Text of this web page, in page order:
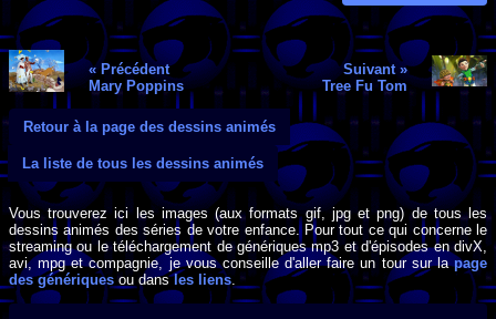
« Précédent
Mary Poppins
Suivant »
Tree Fu Tom
Retour à la page des dessins animés
La liste de tous les dessins animés
Vous trouverez ici les images (aux formats gif, jpg et png) de tous les
dessins animés des séries de votre enfance. Pour tout ce qui concerne le
streaming ou le téléchargement de génériques mp3 et d'épisodes en divX,
avi, mpg et compagnie, je vous conseille d'aller faire un tour sur lapage
des génériques ou dansles liens.